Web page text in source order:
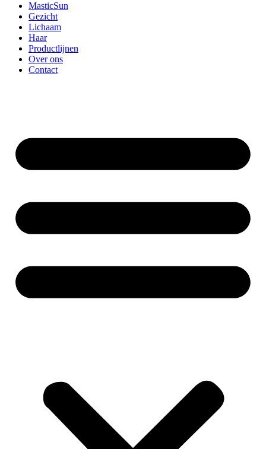
MasticSun
Gezicht
Lichaam
Haar
Productlijnen
Over ons
Contact